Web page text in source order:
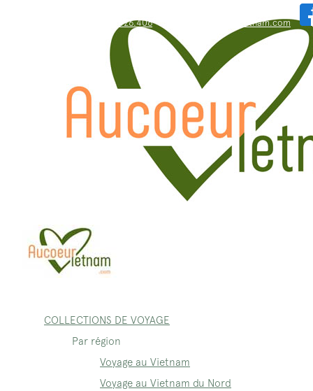
WhatsApp: +84.909.426.406 bonjour@aucoeurvietnam.com
COLLECTIONS DE VOYAGE
Par région
Voyage au Vietnam
Voyage au Vietnam du Nord